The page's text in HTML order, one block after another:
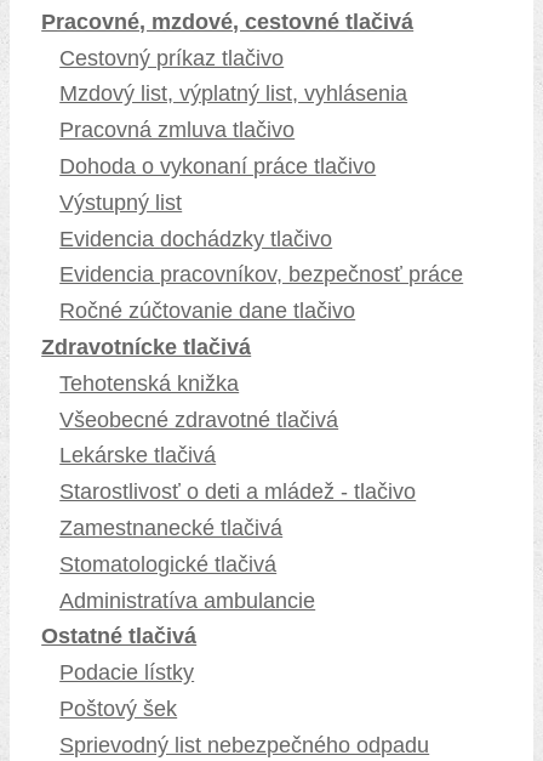
Pracovné, mzdové, cestovné tlačivá
Cestovný príkaz tlačivo
Mzdový list, výplatný list, vyhlásenia
Pracovná zmluva tlačivo
Dohoda o vykonaní práce tlačivo
Výstupný list
Evidencia dochádzky tlačivo
Evidencia pracovníkov, bezpečnosť práce
Ročné zúčtovanie dane tlačivo
Zdravotnícke tlačivá
Tehotenská knižka
Všeobecné zdravotné tlačivá
Lekárske tlačivá
Starostlivosť o deti a mládež - tlačivo
Zamestnanecké tlačivá
Stomatologické tlačivá
Administratíva ambulancie
Ostatné tlačivá
Podacie lístky
Poštový šek
Sprievodný list nebezpečného odpadu